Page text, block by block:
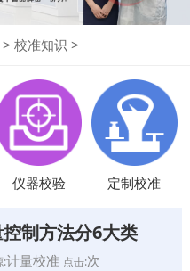
>校准知识 >
仪器校验 定制校准
制方法分6大类
:计量校准 点击:次